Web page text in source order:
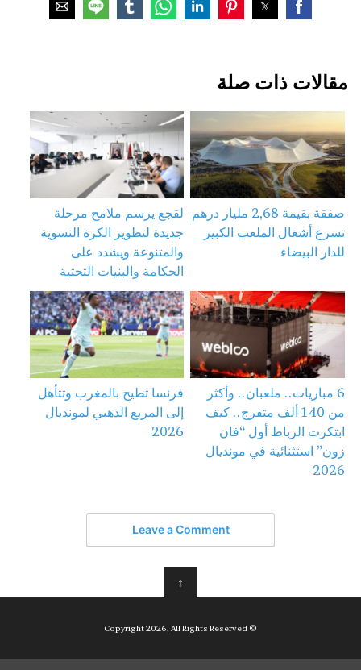
مقالات ذات صلة
صفقة بقيمة 2,68 مليار درهم
تسرع أشغال الملعب الكبير
للدار البيضاء
لقجع يرسم ملامح مرحلة
جديدة لتطوير الكرة النسوية
والمتنوعة ويشدد على
الحكامة والبنيات التحتية
6 مباريات.. ملعبان.. وأكثر
من 140 ألف متفرج.. كيف
ابتكرت الرباط أول “فان
زون” استثنائية في مونديال
2026
فرنسا تطيح بالمغرب وتتأهل
إلى المربع الذهبي لمونديال
2026
Leave a Comment
↑
© Copyright 2026, All Rights Reserved